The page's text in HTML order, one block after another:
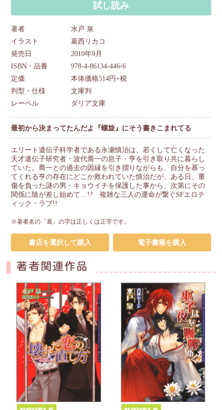
試し読み
著者
水戸 泉
イラスト
葛西リカコ
発売日
2010年9月
ISBN・品番
978-4-86134-446-6
定価
本体価格514円+税
判型・仕様
文庫判
レーベル
ダリア文庫
最初から決まってたんだよ『螺旋』にそう書きこまれてる
エリート遺伝子科学者である永瀬慎治は、若くして亡くなった
天才遺伝子研究者・波代喬一の息子・亨を引き取り共に暮らし
ていた。喬一との過去の因縁を引き摺りながらも、自分を慕っ
てくれる亨の存在にどこか救われていた慎治だが、ある日、重
傷を負った謎の男・キョウイチを保護した事から、次第にその
関係に陰が差し始めて…!? 複雑な三人の運命が繋ぐSFエロテ
ィック・ラブ!!
※著者名の「葛」の字は正しくは正字です。
書店を選択して購入 電子書籍を購入
著者関連作品